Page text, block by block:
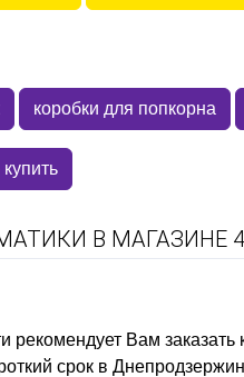
коробки для попкорна
В МАГАЗИНЕ
рекомендует Вам заказать
срок в